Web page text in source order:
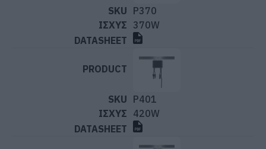
P370
370W
P401
420W